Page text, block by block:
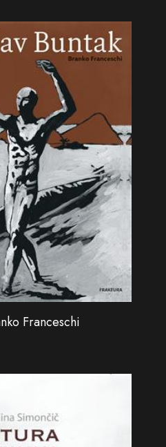
Franceschi